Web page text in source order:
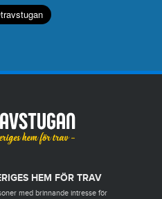
HEM FÖR TRAV
med brinnande intresse för